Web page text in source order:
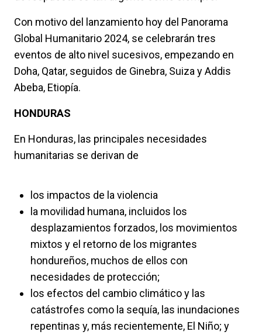
Con motivo del lanzamiento hoy del Panorama
Global Humanitario 2024, se celebrarán tres
eventos de alto nivel sucesivos, empezando en
Doha, Qatar, seguidos de Ginebra, Suiza y Addis
Abeba, Etiopía.
HONDURAS
En Honduras, las principales necesidades
humanitarias se derivan de
los impactos de la violencia
la movilidad humana, incluidos los
desplazamientos forzados, los movimientos
mixtos y el retorno de los migrantes
hondureños, muchos de ellos con
necesidades de protección;
los efectos del cambio climático y las
catástrofes como la sequía, las inundaciones
repentinas y, más recientemente, El Niño; y